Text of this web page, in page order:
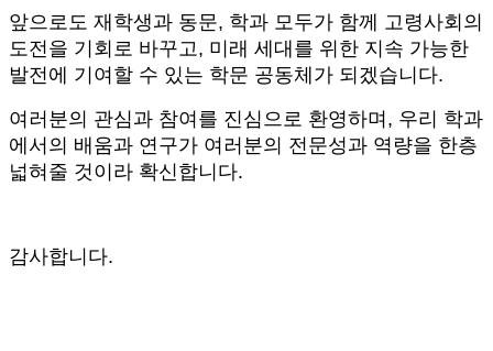
앞으로도 재학생과 동문, 학과 모두가 함께 고령사회의
도전을 기회로 바꾸고, 미래 세대를 위한 지속 가능한
발전에 기여할 수 있는 학문 공동체가 되겠습니다.
여러분의 관심과 참여를 진심으로 환영하며 , 우리 학과
에서의 배움과 연구가 여러분의 전문성과 역량을 한층
넓혀줄 것이라 확신합니다.
감사합니다.